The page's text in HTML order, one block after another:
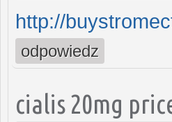
http://
odpowiedz
cialis 20mg